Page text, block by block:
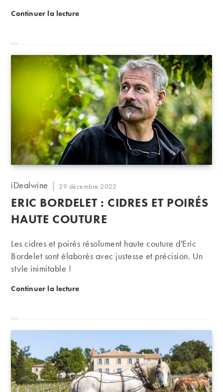
Continuer la lectureBodega Contador : un destin fulgurant
Auteur/autrice
la
publication :
iDealwine
Publication
publiée :
29 décembre 2022
ERIC BORDELET : CIDRES ET POIRÉS
HAUTE COUTURE
Les cidres et poirés résolument haute couture d'Eric
Bordelet sont élaborés avec justesse et précision. Un
style inimitable !
Continuer la lectureEric Bordelet : cidres et poirés haute couture